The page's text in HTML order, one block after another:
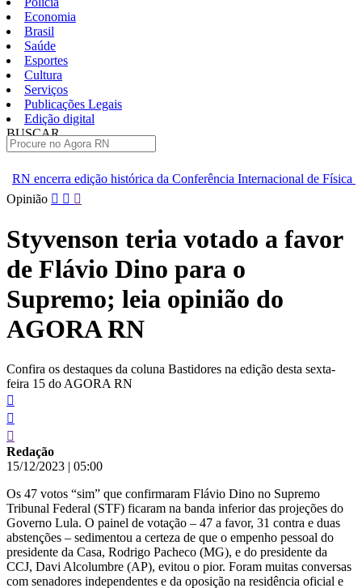
Economia
Brasil
Saúde
Esportes
Cultura
Serviços
Publicações Legais
Edição digital
BUSCAR
da Conferência Internacional de Física de Altas Energias
Pular
para
conteúdo
Opinião
Styvenson teria votado a favor
de Flávio Dino para o
Supremo; leia opinião do
AGORA RN
Confira os destaques da coluna Bastidores na edição desta sexta-
feira 15 do AGORA RN
Redação
15/12/2023 | 05:00
Os 47 votos “sim” que confirmaram Flávio Dino no Supremo
Tribunal Federal (STF) ficaram na banda inferior das projeções do
Governo Lula. O painel de votação – 47 a favor, 31 contra e duas
abstenções – sedimentou a certeza de que o empenho pessoal do
presidente da Casa, Rodrigo Pacheco (MG), e do presidente da
CCJ, Davi Alcolumbre (AP), evitou o pior. Foram muitas conversas
com senadores independentes e da oposição na residência oficial e